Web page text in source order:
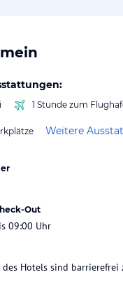
1 Stunde zum
Weitere
Out
09:00 Uhr
des Hotels sind barrierefrei